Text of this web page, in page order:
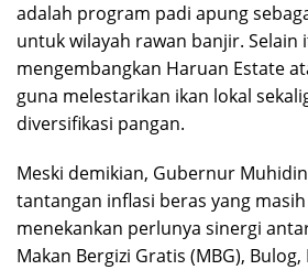
adalah program padi apung
untuk wilayah rawan banjir. Selain
mengembangkan Haruan Estate
guna melestarikan ikan lokal
diversifikasi pangan.
Meski demikian, Gubernur
tantangan inflasi beras yang
menekankan perlunya sinergi
Makan Bergizi Gratis (MBG),